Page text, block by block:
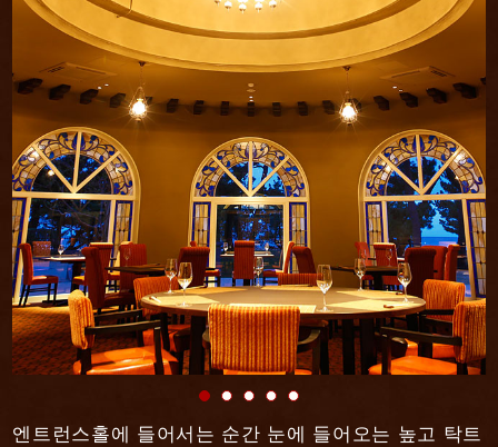
엔트런스홀에 들어서는 순간 눈에 들어오는 높고 탁트